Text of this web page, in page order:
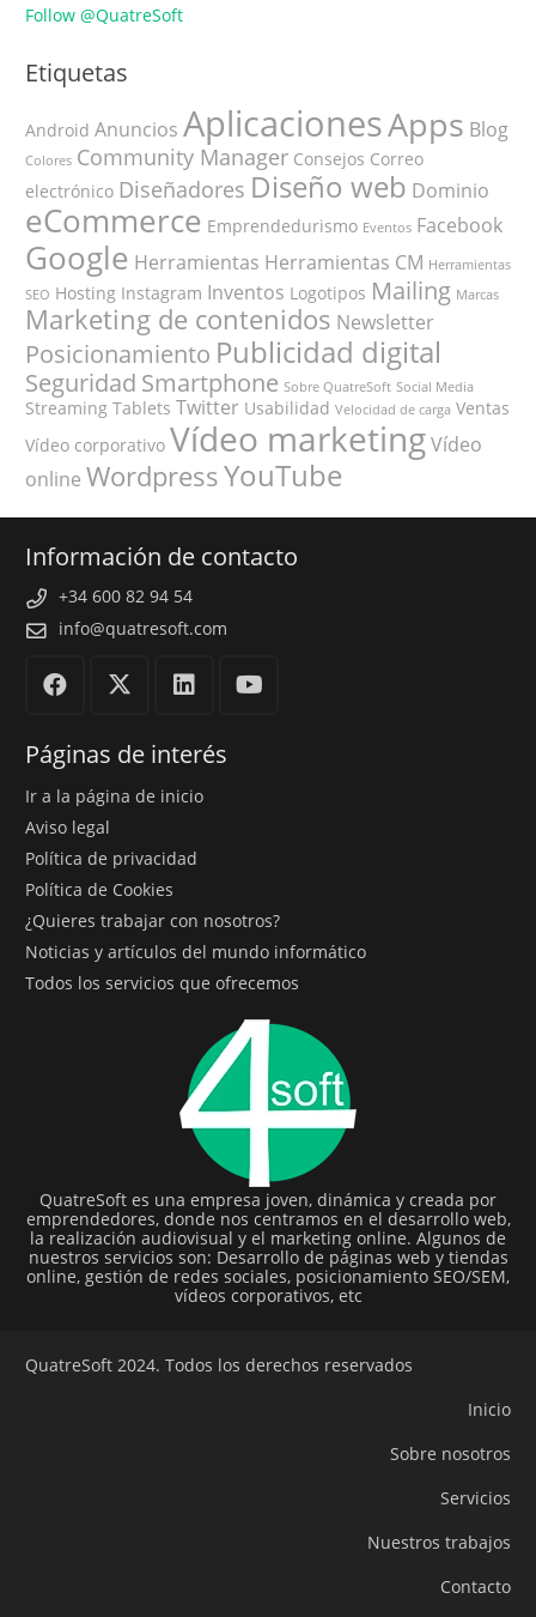
Follow @QuatreSoft
Etiquetas
Android Anuncios AplicacionesApps Blog
Colores Community Manager Consejos Correo
electrónico Diseñadores Diseño web Dominio
eCommerce Emprendedurismo Eventos Facebook
Google Herramientas Herramientas CM Herramientas
SEO Hosting Instagram Inventos Logotipos Mailing Marcas
Marketing de contenidos Newsletter
Posicionamiento Publicidad digital
Seguridad Smartphone Sobre QuatreSoft Social Media
Streaming Tablets Twitter Usabilidad Velocidad de carga Ventas
Vídeo corporativo Vídeo marketingVídeo
online WordpressYouTube
Información de contacto
+34 600 82 94 54
info@quatresoft.com
Páginas de interés
Ir a la página de inicio
Aviso legal
Política de privacidad
Política de Cookies
¿Quieres trabajar con nosotros?
Noticias y artículos del mundo informático
Todos los servicios que ofrecemos
QuatreSoft es una empresa joven, dinámica y creada por
emprendedores, donde nos centramos en el desarrollo web,
la realización audiovisual y el marketing online. Algunos de
nuestros servicios son: Desarrollo de páginas web y tiendas
online, gestión de redes sociales, posicionamiento SEO/SEM,
vídeos corporativos, etc
QuatreSoft 2024. Todos los derechos reservados
Inicio
Sobre nosotros
Servicios
Nuestros trabajos
Contacto